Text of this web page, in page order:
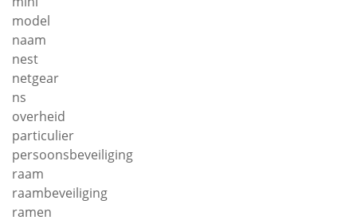
model
naam
nest
netgear
ns
overheid
particulier
persoonsbeveiliging
raam
raambeveiliging
ramen